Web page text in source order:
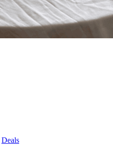
Deals